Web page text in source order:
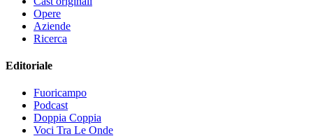
Opere
Aziende
Ricerca
Editoriale
Fuoricampo
Podcast
Doppia Coppia
Voci Tra Le Onde